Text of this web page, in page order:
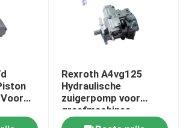
Rexroth A4vg125
Hydraulische
zuigerpomp voor
graafmachines